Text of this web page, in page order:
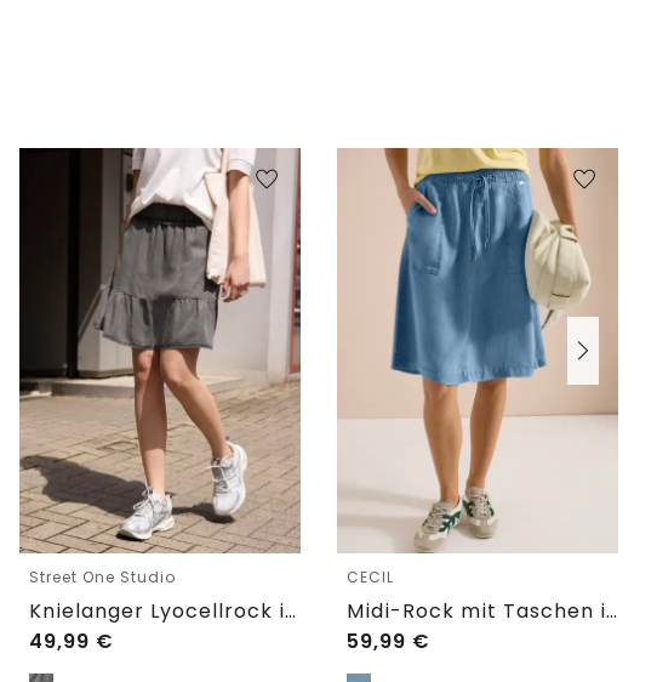
Street One Studio
Knielanger Lyocellrock im Washed-Look
49,99 €
CECIL
Midi-Rock mit Taschen in Denim-Optik
59,99 €